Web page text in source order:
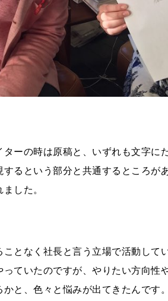
ターの時は原稿と、いずれも文字に
るという部分と共通するところが
した。
となく社長と言う立場で活動して
ていたのですが、やりたい方向性
と、色々と悩みが出てきたんです